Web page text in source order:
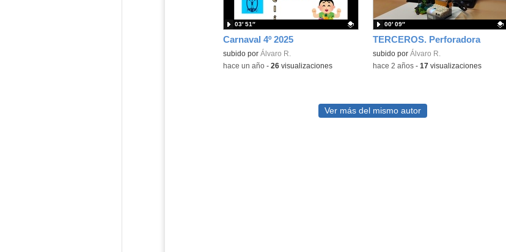
Carnaval 4º 2025
Contenido educativo.
subido por Álvaro R.
03′ 51″
-hace un año- 26visualizaciones
TERCEROS. Perforadora
Contenido educativo.
subido por Álvaro R.
00′ 09″
-hace 2 años- 17 visualizaciones
Ver más del mismo autor